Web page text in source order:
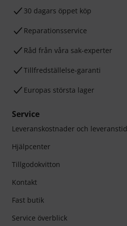
30 dagars öppet köp
Reparationsservice
Råd från våra sak-experter
Tillfredställelse-garanti
Europas största lager
Service
Leveranskostnader och leveranstid
Hjälpcenter
Tillgodokvitton
Kontakt
Fast butik
Service överblick